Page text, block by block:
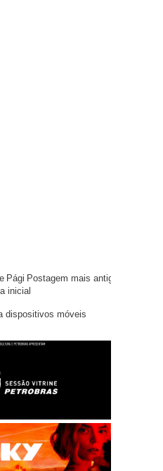
Postagem mais antiga
Pági
inicial
dispositivos móveis